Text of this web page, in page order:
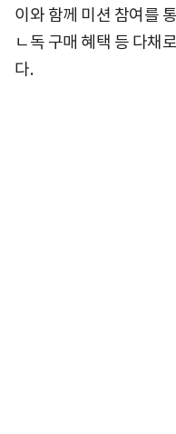
이와 함께 미션 참여를
ㄴ독 구매 혜택 등 다채
다.